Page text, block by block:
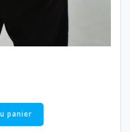
panier